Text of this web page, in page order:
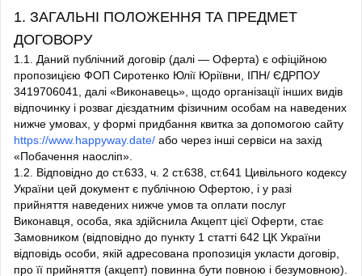
1. ЗАГАЛЬНІ ПОЛОЖЕННЯ ТА ПРЕДМЕТ
ДОГОВОРУ
1.1. Даний публічний договір (далі — Оферта) є офіційною
пропозицією ФОП Сиротенко Юлії Юріївни, ІПН/ ЄДРПОУ
3419706041, далі «Виконавець», щодо організації інших видів
відпочинку і розваг дієздатним фізичним особам на наведених
нижче умовах, у формі придбання квитка за допомогою сайту
https://www.happyway.date/ або через інші сервіси на захід
«Побачення наосліп».
1.2. Відповідно до ст.633, ч. 2 ст.638, ст.641 Цивільного кодексу
України цей документ є публічною Офертою, і у разі
прийняття наведених нижче умов та оплати послуг
Виконавця, особа, яка здійснила Акцепт цієї Оферти, стає
Замовником (відповідно до пункту 1 статті 642 ЦК України
відповідь особи, якій адресована пропозиція укласти договір,
про її прийняття (акцепт) повинна бути повною і безумовною).